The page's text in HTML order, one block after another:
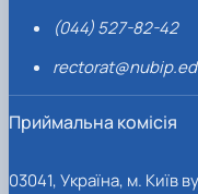
(044) 527-82-42
Приймальна комісія
03041, Україна, м. Київ